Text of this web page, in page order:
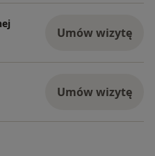
lekarzy z
diagnostyki i terapii.
czuła się
zaufania,
Umów wizytę
Umów wizytę